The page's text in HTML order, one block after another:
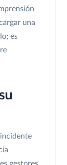
una
es